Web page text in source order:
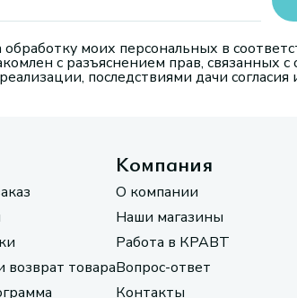
обработку моих персональных в
с разъяснением прав, связанных с
последствиями дачи согласия
возврат товара
Компания
О компании
Наши магазины
Работа в КРАВТ
Вопрос-ответ
Контакты